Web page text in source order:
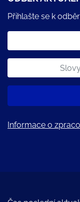
Přihlašte se k
Informace o